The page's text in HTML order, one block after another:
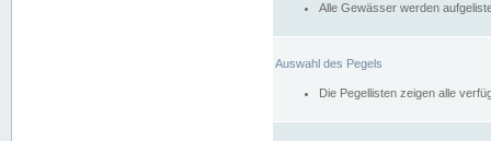
Alle Gewässer werden
Auswahl des Pegels
Die Pegellisten zeigen alle